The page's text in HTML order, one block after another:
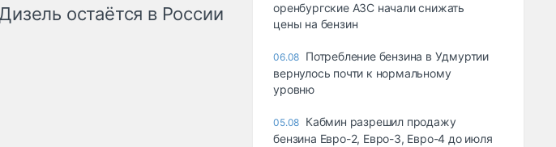
остаётся в России
оренбургские АЗС начали снижать
цены на бензин
06.08 Потребление бензина в Удмуртии
вернулось почти к нормальному
уровню
05.08 Кабмин разрешил продажу
бензина Евро-2, Евро-3, Евро-4 до июля